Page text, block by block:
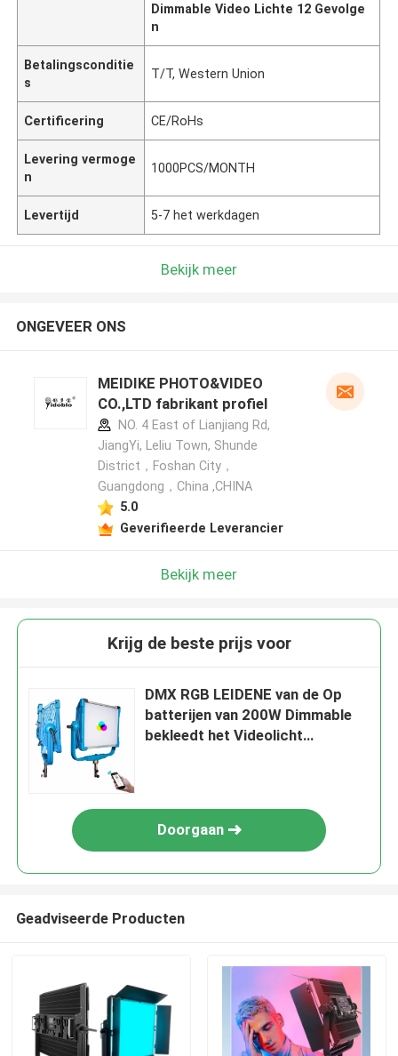
Dimmable Video Lichte 12 Gevolge
n
Betalingsconditie
s
T/T, Western Union
Certificering CE/RoHs
Levering vermoge
n
1000PCS/MONTH
Levertijd 5-7 het werkdagen
Bekijk meer
ONGEVEER ONS
MEIDIKE PHOTO&VIDEO
CO.,LTD fabrikant profiel
NO. 4 East of Lianjiang Rd,
JiangYi, Leliu Town, Shunde
District，Foshan City，
Guangdong，China ,CHINA
5.0
Geverifieerde Leverancier
Bekijk meer
Krijg de beste prijs voor
DMX RGB LEIDENE van de Op
batterijen van 200W Dimmable
bekleedt het Videolicht
Doorgaan
Geadviseerde Producten